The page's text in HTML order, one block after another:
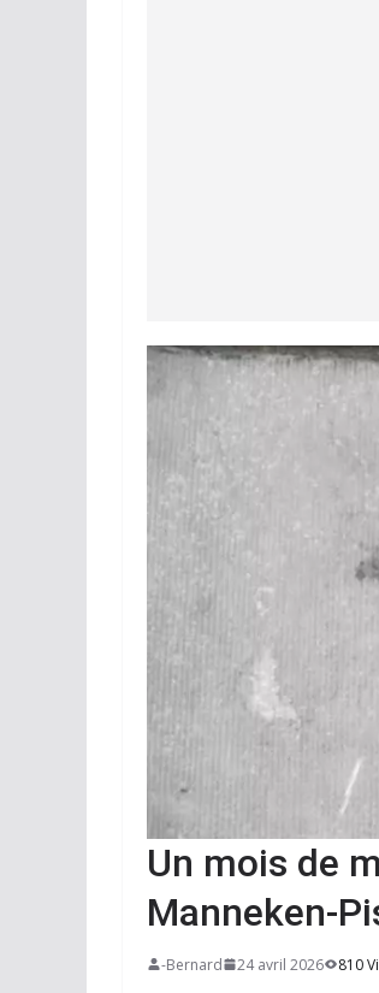
Un mois de
Manneken-
-Bernard 24 avril 2026 810